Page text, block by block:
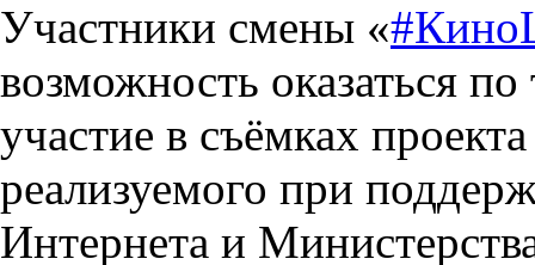
Участники смены «
возможность оказаться
участие в съёмках
реализуемого при
Интернета и